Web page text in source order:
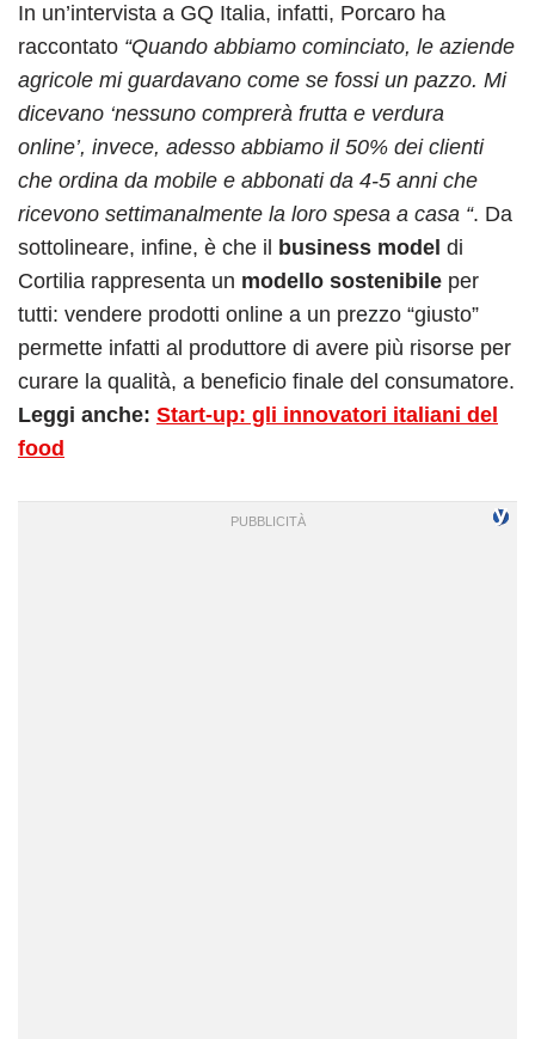
In un’intervista a GQ Italia, infatti, Porcaro ha
raccontato “Quando abbiamo cominciato, le aziende
agricole mi guardavano come se fossi un pazzo. Mi
dicevano ‘nessuno comprerà frutta e verdura
online’, invece, adesso abbiamo il 50% dei clienti
che ordina da mobile e abbonati da 4-5 anni che
ricevono settimanalmente la loro spesa a casa “. Da
sottolineare, infine, è che il
business model di
Cortilia rappresenta un modello sostenibile per
tutti: vendere prodotti online a un prezzo “giusto”
permette infatti al produttore di avere più risorse per
curare la qualità, a beneficio finale del consumatore.
Leggi anche: Start-up: gli innovatori italiani del
food